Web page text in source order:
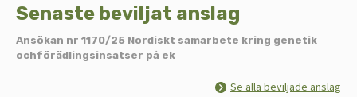
Senaste beviljat anslag
Ansökan nr 1170/25 Nordiskt samarbete kring genetik
ochförädlingsinsatser på ek
Se alla beviljade anslag